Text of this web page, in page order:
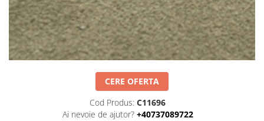
CERE OFERTA
Cod Produs: C11696
Ai nevoie de ajutor? +40737089722